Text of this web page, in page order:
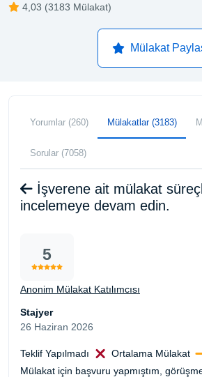
4,03 (3183 Mülakat)
Mülakat
Yorumlar (260) Mülakatlar (3183)
Sorular (7058)
İşverene ait mülakat
incelemeye devam edin.
5
Anonim Mülakat Katılımcısı
Stajyer
26 Haziran 2026
Teklif Yapılmadı
Ortalama Mülakat
Mülakat için başvuru yapmıştım,